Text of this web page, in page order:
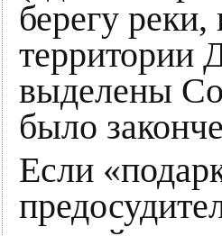
берегу реки,
территории
выделены
было
Если